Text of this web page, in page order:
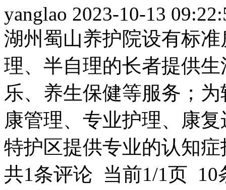
yanglao 2023-10-13
湖州蜀山养护院设有标
理、半自理的长者提供
乐、养生保健等服务；
康管理、专业护理、康
特护区提供专业的认知
共1条评论 当前1/1页